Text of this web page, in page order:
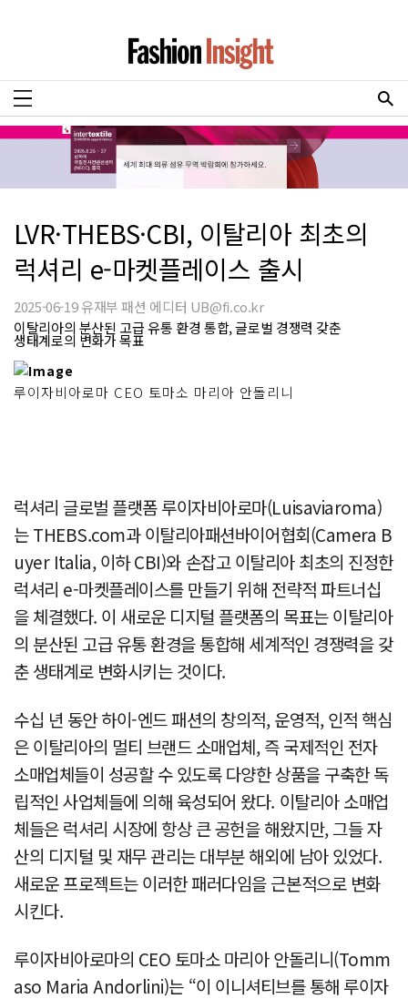
LVR·THEBS·CBI, 이탈리아 최초의
럭셔리 e-마켓플레이스 출시
2025-06-19 유재부 패션 에디터 UB@fi.co.kr
이탈리아의 분산된 고급 유통 환경 통합, 글로벌 경쟁력 갖춘
생태계로의 변화가 목표
루이자비아로마 CEO 토마소 마리아 안돌리니
럭셔리 글로벌 플랫폼 루이자비아로마(Luisaviaroma)
는 THEBS.com과 이탈리아패션바이어협회(Camera B
uyer Italia, 이하 CBI)와 손잡고 이탈리아 최초의 진정한
럭셔리 e-마켓플레이스를 만들기 위해 전략적 파트너십
을 체결했다. 이 새로운 디지털 플랫폼의 목표는 이탈리아
의 분산된 고급 유통 환경을 통합해 세계적인 경쟁력을 갖
춘 생태계로 변화시키는 것이다.
수십 년 동안 하이-엔드 패션의 창의적, 운영적, 인적 핵심
은 이탈리아의 멀티 브랜드 소매업체, 즉 국제적인 전자
소매업체들이 성공할 수 있도록 다양한 상품을 구축한 독
립적인 사업체들에 의해 육성되어 왔다. 이탈리아 소매업
체들은 럭셔리 시장에 항상 큰 공헌을 해왔지만, 그들 자
산의 디지털 및 재무 관리는 대부분 해외에 남아 있었다.
새로운 프로젝트는 이러한 패러다임을 근본적으로 변화
시킨다.
루이자비아로마의 CEO 토마소 마리아 안돌리니(Tomm
aso Maria Andorlini)는 “이 이니셔티브를 통해 루이자